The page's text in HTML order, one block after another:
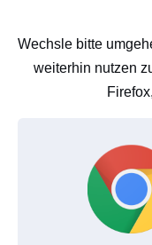
Wechsle bitte
weiterhin nutzen